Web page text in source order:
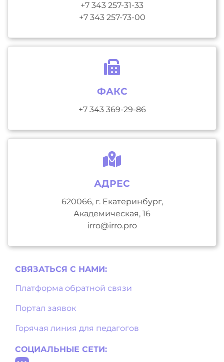
+7 343 257-31-33
+7 343 257-73-00
ФАКС
+7 343 369-29-86
АДРЕС
620066, г. Екатеринбург,
Академическая, 16
irro@irro.pro
СВЯЗАТЬСЯ С НAМИ:
Платформа обратной связи
Портал заявок
Горячая линия для педагогов
СОЦИАЛЬНЫЕ СЕТИ: